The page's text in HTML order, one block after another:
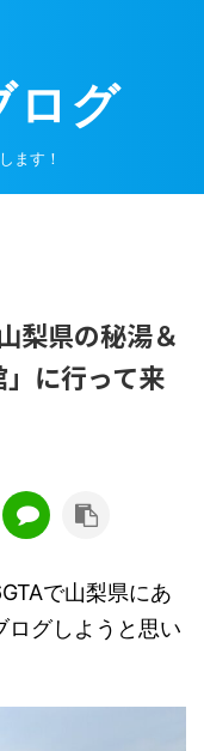
ログ
ます！
梨県の秘湯＆
に行って来
で山梨県にあ
ログしようと思い